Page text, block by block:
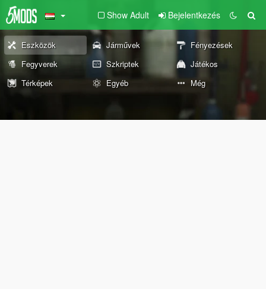
Show Adult Bejelentkezés
Eszközök Járművek
Fényezések
Fegyverek
Szkriptek
Játékos
Térképek
Egyéb Még